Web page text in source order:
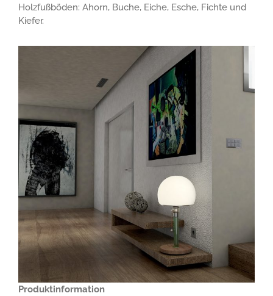
Holzfußböden: Ahorn, Buche, Eiche, Esche, Fichte und
Kiefer.
Produktinformation